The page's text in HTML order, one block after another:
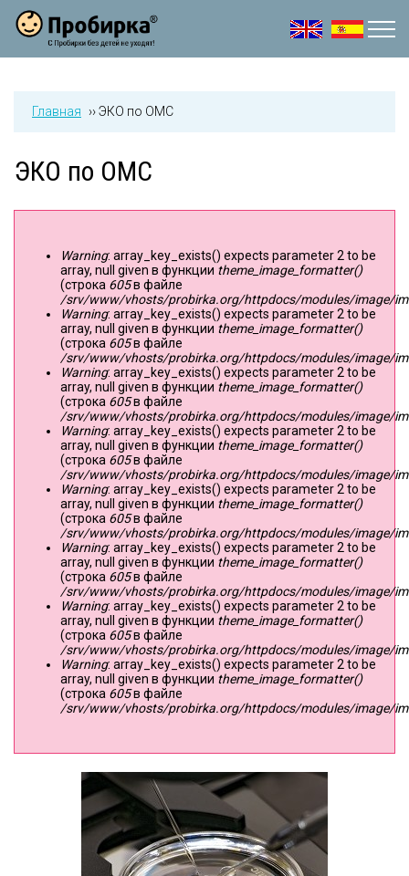
Jump to navigation
Главная ››ЭКО по ОМС
ЭКО по ОМС
Сообщение об ошибке
Warning: array_key_exists() expects parameter 2 to be
array, null given в функции theme_image_formatter()
(строка 605в файле
/srv/www/vhosts/probirka.org/httpdocs/modules/image/
Warning: array_key_exists() expects parameter 2 to be
array, null given в функции theme_image_formatter()
(строка 605в файле
/srv/www/vhosts/probirka.org/httpdocs/modules/image/
Warning: array_key_exists() expects parameter 2 to be
array, null given в функции theme_image_formatter()
(строка 605в файле
/srv/www/vhosts/probirka.org/httpdocs/modules/image/
Warning: array_key_exists() expects parameter 2 to be
array, null given в функции theme_image_formatter()
(строка 605в файле
/srv/www/vhosts/probirka.org/httpdocs/modules/image/
Warning: array_key_exists() expects parameter 2 to be
array, null given в функции theme_image_formatter()
(строка 605в файле
/srv/www/vhosts/probirka.org/httpdocs/modules/image/
Warning: array_key_exists() expects parameter 2 to be
array, null given в функции theme_image_formatter()
(строка 605в файле
/srv/www/vhosts/probirka.org/httpdocs/modules/image/
Warning: array_key_exists() expects parameter 2 to be
array, null given в функции theme_image_formatter()
(строка 605в файле
/srv/www/vhosts/probirka.org/httpdocs/modules/image/
Warning: array_key_exists() expects parameter 2 to be
array, null given в функции theme_image_formatter()
(строка 605в файле
/srv/www/vhosts/probirka.org/httpdocs/modules/image/